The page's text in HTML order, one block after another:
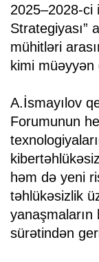
2025–2028-ci
Strategiyası”
mühitləri
kimi müəyyən
A.İsmayılov
Forumunun
həm də yeni
təhlükəsizlik
yanaşmaların
sürətindən